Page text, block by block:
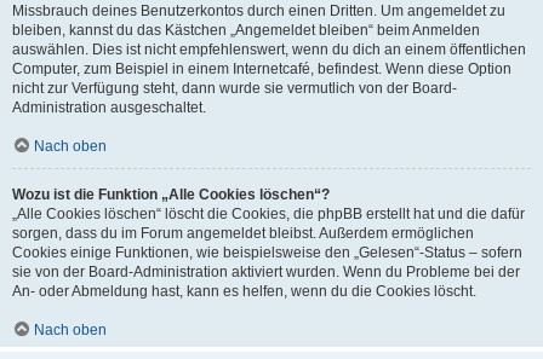
Missbrauch deines Benutzerkontos durch einen Dritten. Um angemeldet zu
bleiben, kannst du das Kästchen „Angemeldet bleiben“ beim Anmelden
auswählen. Dies ist nicht empfehlenswert, wenn du dich an einem öffentlichen
Computer, zum Beispiel in einem Internetcafé, befindest. Wenn diese Option
nicht zur Verfügung steht, dann wurde sie vermutlich von der Board-
Administration ausgeschaltet.
Nach oben
Wozu ist die Funktion „Alle Cookies löschen“?
„Alle Cookies löschen“ löscht die Cookies, die phpBB erstellt hat und die dafür
sorgen, dass du im Forum angemeldet bleibst. Außerdem ermöglichen
Cookies einige Funktionen, wie beispielsweise den „Gelesen“-Status – sofern
sie von der Board-Administration aktiviert wurden. Wenn du Probleme bei der
An- oder Abmeldung hast, kann es helfen, wenn du die Cookies löscht.
Nach oben